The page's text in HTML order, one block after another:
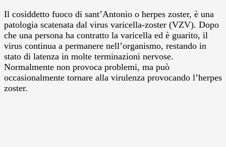
Il cosiddetto fuoco di sant’Antonio o herpes zoster, è una
patologia scatenata dal virus varicella-zoster (VZV). Dopo
che una persona ha contratto la varicella ed è guarito, il
virus continua a permanere nell’organismo, restando in
stato di latenza in molte terminazioni nervose.
Normalmente non provoca problemi, ma può
occasionalmente tornare alla virulenza provocando l’herpes
zoster.